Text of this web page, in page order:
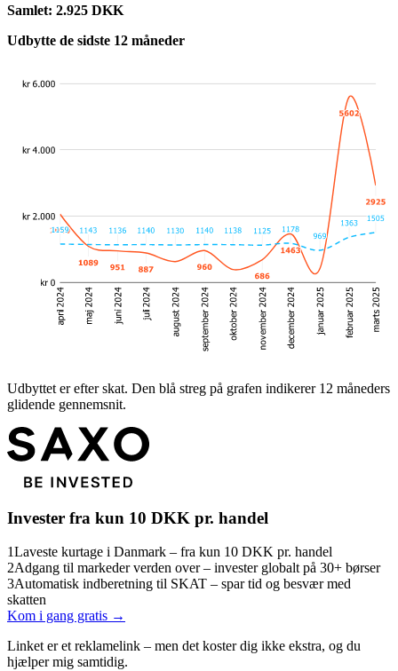
Samlet: 2.925 DKK
Udbytte de sidste 12 måneder
Udbyttet er efter skat. Den blå streg på grafen indikerer 12 måneders
glidende gennemsnit.
Invester fra kun 10 DKK pr. handel
1Laveste kurtage i Danmark – fra kun 10 DKK pr. handel
2Adgang til markeder verden over – invester globalt på 30+ børser
3Automatisk indberetning til SKAT – spar tid og besvær med
skatten
Kom i gang gratis →
Linket er et reklamelink – men det koster dig ikke ekstra, og du
hjælper mig samtidig.